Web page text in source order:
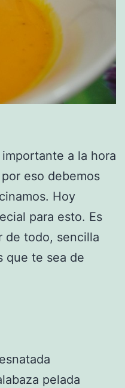
a la hora
por eso debemos
Hoy
para esto. Es
de todo, sencilla
que te sea de
pelada